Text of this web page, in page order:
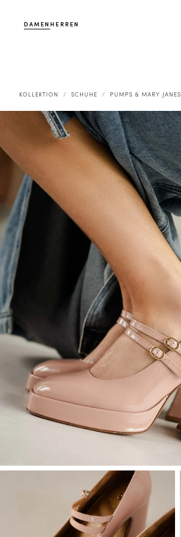
DAMENHERREN
KOLLEKTION SCHUHE PUMPS & MARY JANES